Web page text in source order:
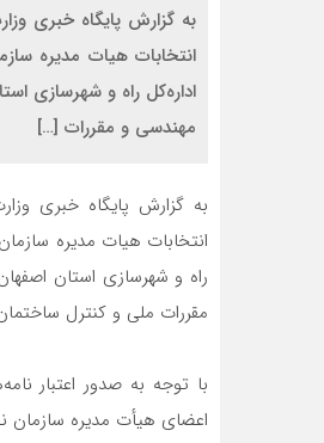
به گزارش پایگاه خبری
انتخابات هیات مدیره
اداره‌کل راه و شهرسازی
مهندسی و مقررات […]
به گزارش پایگاه خبری
انتخابات هیات مدیره
راه و شهرسازی استان
مقررات ملی و کنترل
با توجه به صدور اعتبار
اعضای هیأت مدیره سازمان